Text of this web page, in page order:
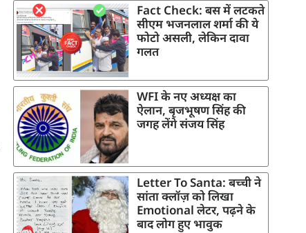
Fact Check: बस में लटकते
सीएम भजनलाल शर्मा की ये
फोटो असली, लेकिन दावा
गलत
WFI के नए अध्यक्ष का
ऐलान, बृजभूषण सिंह की
जगह लेंगे संजय सिंह
Letter To Santa: बच्ची ने
सांता क्लॉज़ को लिखा
Emotional लेटर, पढ़ने के
बाद लोग हुए भावुक